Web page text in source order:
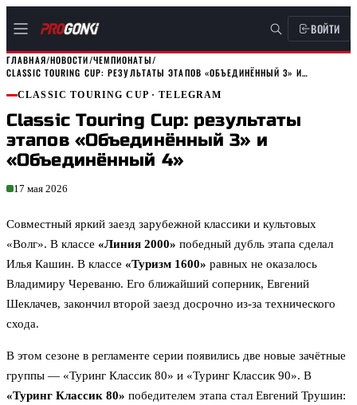
ВОЙТИ
ГЛАВНАЯ/НОВОСТИ/ЧЕМПИОНАТЫ/
CLASSIC TOURING CUP: РЕЗУЛЬТАТЫ ЭТАПОВ «ОБЪЕДИНЁННЫЙ 3» И…
CLASSIC TOURING CUP· TELEGRAM
Classic Touring Cup: результаты
этапов «Объединённый 3» и
«Объединённый 4»
17 мая 2026
Совместный яркий заезд зарубежной классики и культовых
«Волг». В классе «Линия 2000» победный дубль этапа сделал
Илья Кашин. В классе «Туризм 1600» равных не оказалось
Владимиру Череваню. Его ближайший соперник, Евгений
Шеклачев, закончил второй заезд досрочно из-за технического
схода.
В этом сезоне в регламенте серии появились две новые зачётные
группы — «Туринг Классик 80» и «Туринг Классик 90». В
«Туринг Классик 80» победителем этапа стал Евгений Трушин: